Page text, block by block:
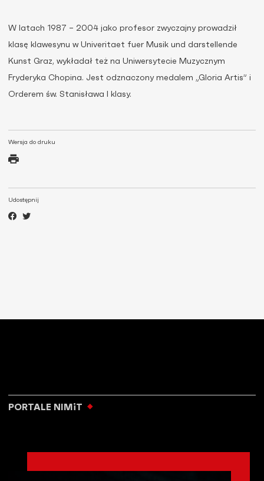
Wersja do druku
Udostępnij
W latach 1987 – 2004 jako profesor zwyczajny prowadził
klasę klawesynu w Univeritaet fuer Musik und darstellende
Kunst Graz, wykładał też na Uniwersytecie Muzycznym
Fryderyka Chopina. Jest odznaczony medalem „Gloria Artis” i
Orderem św. Stanisława I klasy.
PORTALE NIMiT